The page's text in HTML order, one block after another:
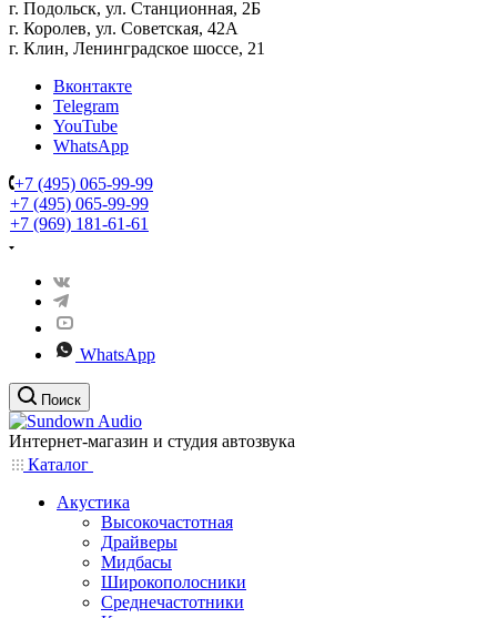
г. Подольск, ул. Станционная, 2Б
г. Королев, ул. Советская, 42А
г. Клин, Ленинградское шоссе, 21
Вконтакте
Telegram
YouTube
WhatsApp
+7 (495) 065-99-99
+7 (495) 065-99-99
+7 (969) 181-61-61
WhatsApp
Поиск
Интернет-магазин и студия автозвука
Каталог
Акустика
Высокочастотная
Драйверы
Мидбасы
Широкополосники
Среднечастотники